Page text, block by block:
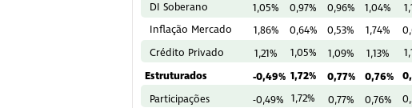
DI Soberano
Inflação Mercado
Crédito Privado
Estruturados
Participações
1,05%
1,86%
1,21%
-0,49%
-0,49%
0,97%
0,64%
1,05%
1,72%
1,72%
0,96%
0,53%
1,09%
0,77%
0,77%
1,04%
1,74%
1,13%
0,76%
0,76%